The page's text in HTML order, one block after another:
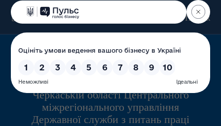
Пошук
Управління інспекційної діяльності у
Черкаській області Центрального
міжрегіонального управління
Державної служби з питань праці